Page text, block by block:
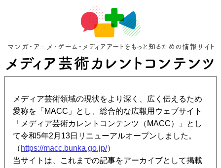
メディア芸術領域の現状をより深く、広く伝えるため
愛称を「MACC」とし、総合的な広報用ウェブサイト
「メディア芸術カレントコンテンツ（MACC）」とし
て令和5年2月13日リニューアルオープンしました。
（ https://macc.bunka.go.jp/）
当サイトは、これまでの記事をアーカイブとして掲載